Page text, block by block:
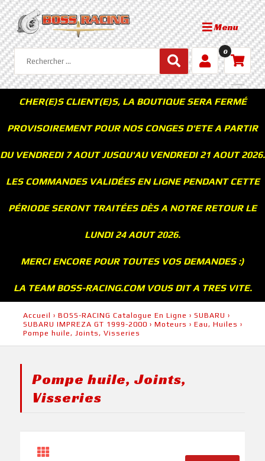
Menu
0
CHER(E)S CLIENT(E)S, LA BOUTIQUE SERA FERMÉ
PROVISOIREMENT POUR NOS CONGES D'ETE A PARTIR
DU VENDREDI 7 AOUT JUSQU'AU VENDREDI 21 AOUT 2026.
LES COMMANDES VALIDÉES EN LIGNE PENDANT CETTE
PÉRIODE SERONT TRAITÉES DÈS A NOTRE RETOUR LE
LUNDI 24 AOUT 2026.
MERCI ENCORE POUR TOUTES VOS DEMANDES :)
LA TEAM BOSS-RACING.COM VOUS DIT A TRES VITE.
Accueil › BOSS-RACING Catalogue En Ligne › SUBARU ›
SUBARU IMPREZA GT 1999-2000 › Moteurs › Eau, Huiles ›
Pompe huile, Joints, Visseries
Pompe huile, Joints,
Visseries